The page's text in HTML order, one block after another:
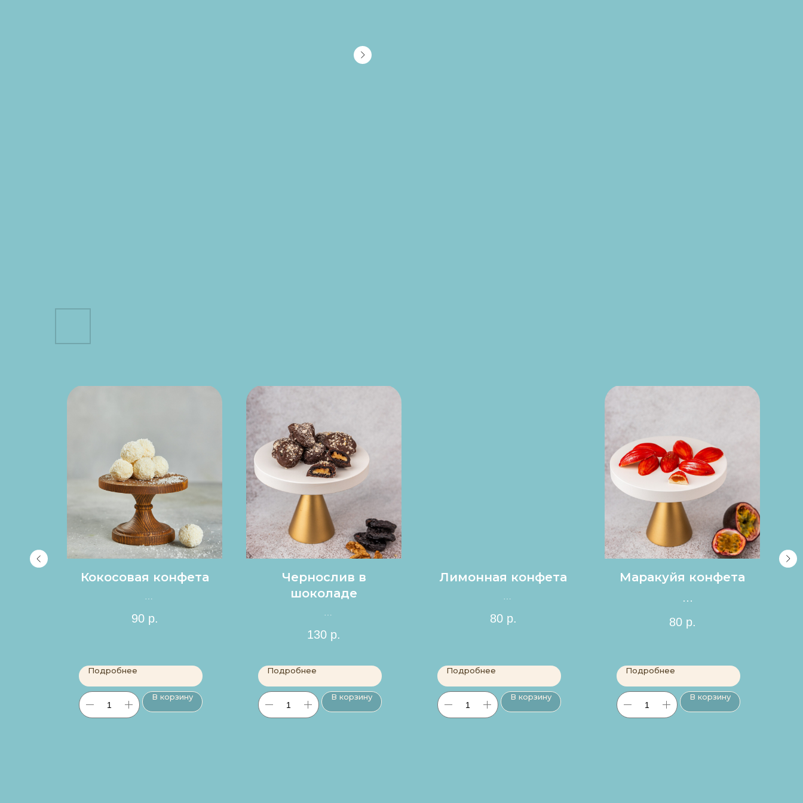
Кокосовая конфета
90 р.
Подробнее
В корзину
Чернослив в
шоколаде
130 р.
Подробнее
В корзину
Лимонная конфета
80 р.
Подробнее
В корзину
Маракуйя конфета
80 р.
Подробнее
В корзину